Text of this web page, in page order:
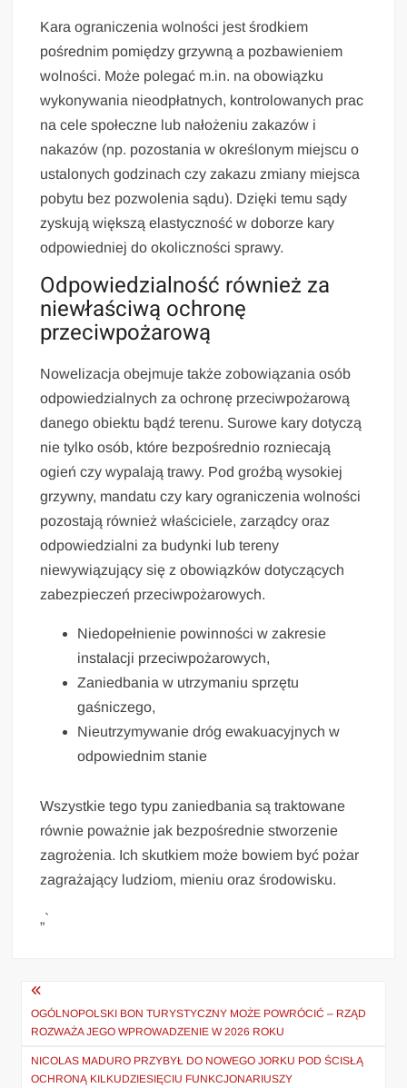
Kara ograniczenia wolności jest środkiem
pośrednim pomiędzy grzywną a pozbawieniem
wolności. Może polegać m.in. na obowiązku
wykonywania nieodpłatnych, kontrolowanych prac
na cele społeczne lub nałożeniu zakazów i
nakazów (np. pozostania w określonym miejscu o
ustalonych godzinach czy zakazu zmiany miejsca
pobytu bez pozwolenia sądu). Dzięki temu sądy
zyskują większą elastyczność w doborze kary
odpowiedniej do okoliczności sprawy.
Odpowiedzialność również za
niewłaściwą ochronę
przeciwpożarową
Nowelizacja obejmuje także zobowiązania osób
odpowiedzialnych za ochronę przeciwpożarową
danego obiektu bądź terenu. Surowe kary dotyczą
nie tylko osób, które bezpośrednio rozniecają
ogień czy wypalają trawy. Pod groźbą wysokiej
grzywny, mandatu czy kary ograniczenia wolności
pozostają również właściciele, zarządcy oraz
odpowiedzialni za budynki lub tereny
niewywiązujący się z obowiązków dotyczących
zabezpieczeń przeciwpożarowych.
Niedopełnienie powinności w zakresie
instalacji przeciwpożarowych,
Zaniedbania w utrzymaniu sprzętu
gaśniczego,
Nieutrzymywanie dróg ewakuacyjnych w
odpowiednim stanie
Wszystkie tego typu zaniedbania są traktowane
równie poważnie jak bezpośrednie stworzenie
zagrożenia. Ich skutkiem może bowiem być pożar
zagrażający ludziom, mieniu oraz środowisku.
„`
Nawigacja
wpisu
OGÓLNOPOLSKI BON TURYSTYCZNY MOŻE POWRÓCIĆ – RZĄD
ROZWAŻA JEGO WPROWADZENIE W 2026 ROKU
NICOLAS MADURO PRZYBYŁ DO NOWEGO JORKU POD ŚCISŁĄ
OCHRONĄ KILKUDZIESIĘCIU FUNKCJONARIUSZY